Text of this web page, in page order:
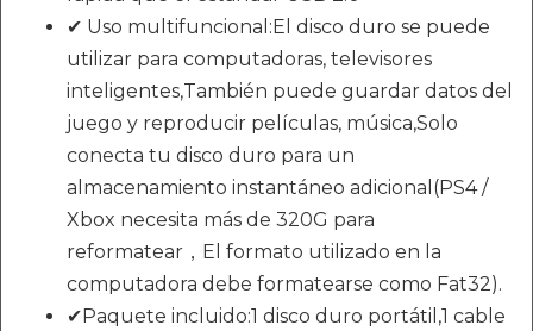
✔ Uso multifuncional:El disco duro se puede
utilizar para computadoras, televisores
inteligentes,También puede guardar datos del
juego y reproducir películas, música,Solo
conecta tu disco duro para un
almacenamiento instantáneo adicional(PS4 /
Xbox necesita más de 320G para
reformatear，El formato utilizado en la
computadora debe formatearse como Fat32).
✔Paquete incluido:1 disco duro portátil,1 cable